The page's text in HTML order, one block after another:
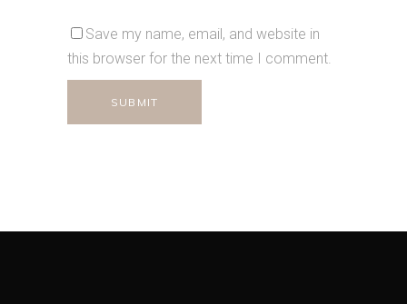
Save my name, email, and website in
this browser for the next time I comment.